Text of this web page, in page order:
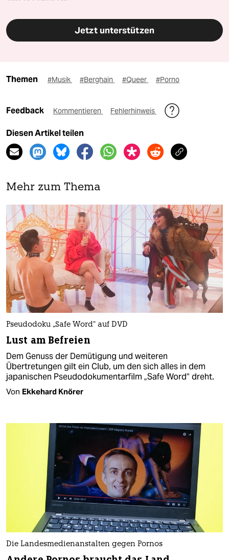
Jetzt unterstützen
Themen #Musik #Berghain #Queer #Porno
Feedback Kommentieren Fehlerhinweis
Diesen Artikel teilen
Mehr zum Thema
Pseudodoku „Safe Word“ auf DVD
Lust am Befreien
Dem Genuss der Demütigung und weiteren
Übertretungen gilt ein Club, um den sich alles in dem
japanischen Pseudodokumentarfilm „Safe Word“ dreht.
Von Ekkehard Knörer
Die Landesmedienanstalten gegen Pornos